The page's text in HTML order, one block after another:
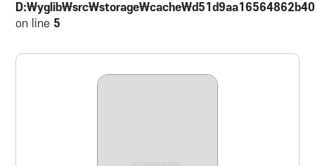
on line 5